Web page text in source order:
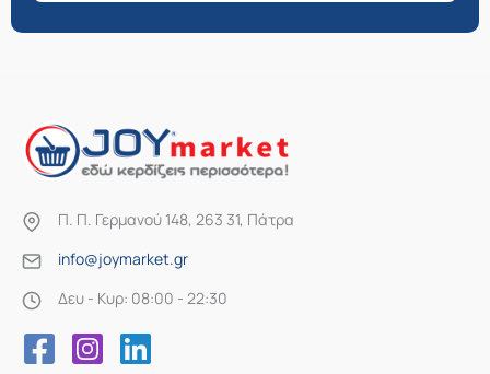
Π. Π. Γερμανού 148, 263 31, Πάτρα
info@joymarket.gr
Δευ - Κυρ: 08:00 - 22:30